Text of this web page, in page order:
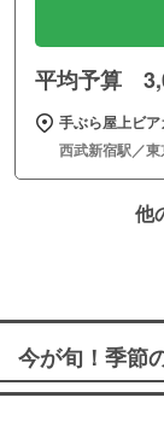
平均予算
手ぶら屋上ビ
西武新宿駅／
他
今が旬！季節